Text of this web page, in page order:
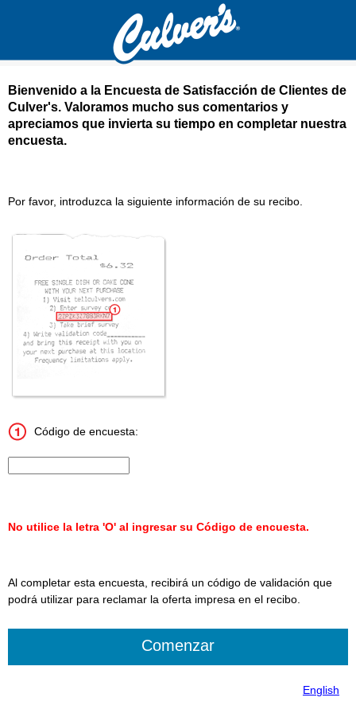
Bienvenido a la Encuesta de Satisfacción de Clientes de
Culver's. Valoramos mucho sus comentarios y
apreciamos que invierta su tiempo en completar nuestra
encuesta.
Culver's Encuesta de satisfacción del cliente
Por favor, introduzca la siguiente información de su recibo.
Código de encuesta:
No utilice la letra 'O' al ingresar su Código de encuesta.
Al completar esta encuesta, recibirá un código de validación que
podrá utilizar para reclamar la oferta impresa en el recibo.
English